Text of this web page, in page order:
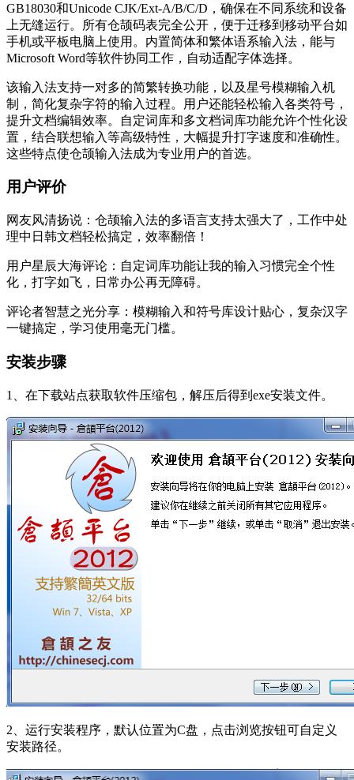
GB18030和Unicode CJK/Ext-A/B/C/D，确保在不同系统和设备
上无缝运行。所有仓颉码表完全公开，便于迁移到移动平台如
手机或平板电脑上使用。内置简体和繁体语系输入法，能与
Microsoft Word等软件协同工作，自动适配字体选择。
该输入法支持一对多的简繁转换功能，以及星号模糊输入机
制，简化复杂字符的输入过程。用户还能轻松输入各类符号，
提升文档编辑效率。自定词库和多文档词库功能允许个性化设
置，结合联想输入等高级特性，大幅提升打字速度和准确性。
这些特点使仓颉输入法成为专业用户的首选。
用户评价
网友风清扬说：仓颉输入法的多语言支持太强大了，工作中处
理中日韩文档轻松搞定，效率翻倍！
用户星辰大海评论：自定词库功能让我的输入习惯完全个性
化，打字如飞，日常办公再无障碍。
评论者智慧之光分享：模糊输入和符号库设计贴心，复杂汉字
一键搞定，学习使用毫无门槛。
安装步骤
1、在下载站点获取软件压缩包，解压后得到exe安装文件。
2、运行安装程序，默认位置为C盘，点击浏览按钮可自定义
安装路径。